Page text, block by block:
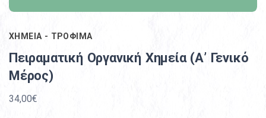
ΧΗΜΕΙΑ - ΤΡΟΦΙΜΑ
Πειραματική Οργανική Χημεία (Α’ Γενικό
Μέρος)
34,00€